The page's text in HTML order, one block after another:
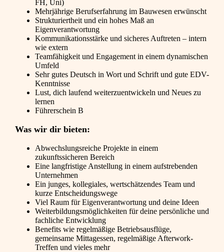
FH, Uni)
Mehrjährige Berufserfahrung im Bauwesen erwünscht
Strukturiertheit und ein hohes Maß an
Eigenverantwortung
Kommunikationsstärke und sicheres Auftreten – intern
wie extern
Teamfähigkeit und Engagement in einem dynamischen
Umfeld
Sehr gutes Deutsch in Wort und Schrift und gute EDV-
Kenntnisse
Lust, dich laufend weiterzuentwickeln und Neues zu
lernen
Führerschein B
Was wir dir bieten:
Abwechslungsreiche Projekte in einem
zukunftssicheren Bereich
Eine langfristige Anstellung in einem aufstrebenden
Unternehmen
Ein junges, kollegiales, wertschätzendes Team und
kurze Entscheidungswege
Viel Raum für Eigenverantwortung und deine Ideen
Weiterbildungsmöglichkeiten für deine persönliche und
fachliche Entwicklung
Benefits wie regelmäßige Betriebsausflüge,
gemeinsame Mittagessen, regelmäßige Afterwork-
Treffen und vieles mehr